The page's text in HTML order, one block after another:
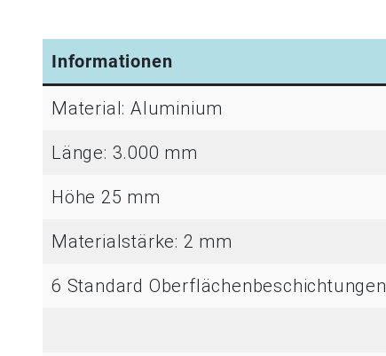
Informationen
Material: Aluminium
Länge: 3.000 mm
Höhe 25 mm
Materialstärke: 2 mm
6 Standard Oberflächenbeschichtungen